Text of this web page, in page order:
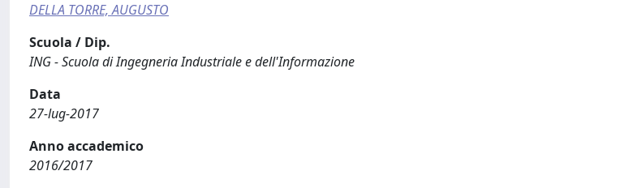
DELLA TORRE, AUGUSTO
Scuola / Dip.
ING - Scuola di Ingegneria Industriale e dell'Informazione
Data
27-lug-2017
Anno accademico
2016/2017